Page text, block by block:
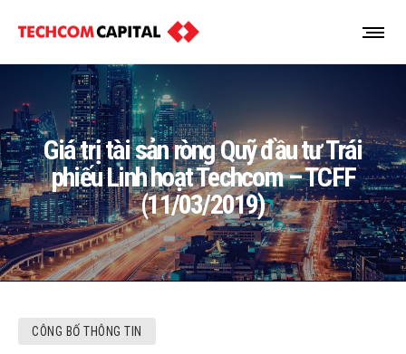
Giá trị tài sản ròng Quỹ đầu tư Trái
phiếu Linh hoạt Techcom – TCFF
(11/03/2019)
CÔNG BỐ THÔNG TIN